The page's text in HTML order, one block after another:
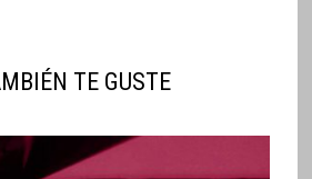
TE GUSTE